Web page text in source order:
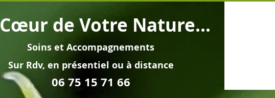
Soins et Accompagnements
Sur Rdv, en présentiel ou à distance
06 75 15 71 66
Cœur de Votre Nature...